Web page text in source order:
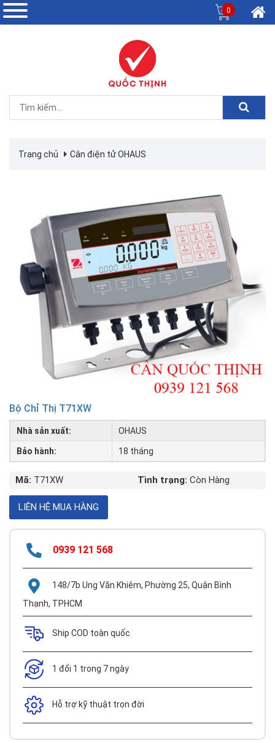
0
Trang chủ Cân điện tử OHAUS
Bộ Chỉ Thị T71XW
Nhà sản xuất: OHAUS
Bảo hành: 18 tháng
Mã: T71XW Tình trạng: Còn Hàng
0939 121 568
148/7b Ung Văn Khiêm, Phường 25, Quận Bình
Thạnh, TPHCM
Ship COD toàn quốc
1 đổi 1 trong 7 ngày
Hỗ trợ kỹ thuật trọn đời